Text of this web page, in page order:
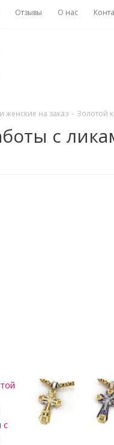
Отзывы О нас
женские на заказ - Золотой
с